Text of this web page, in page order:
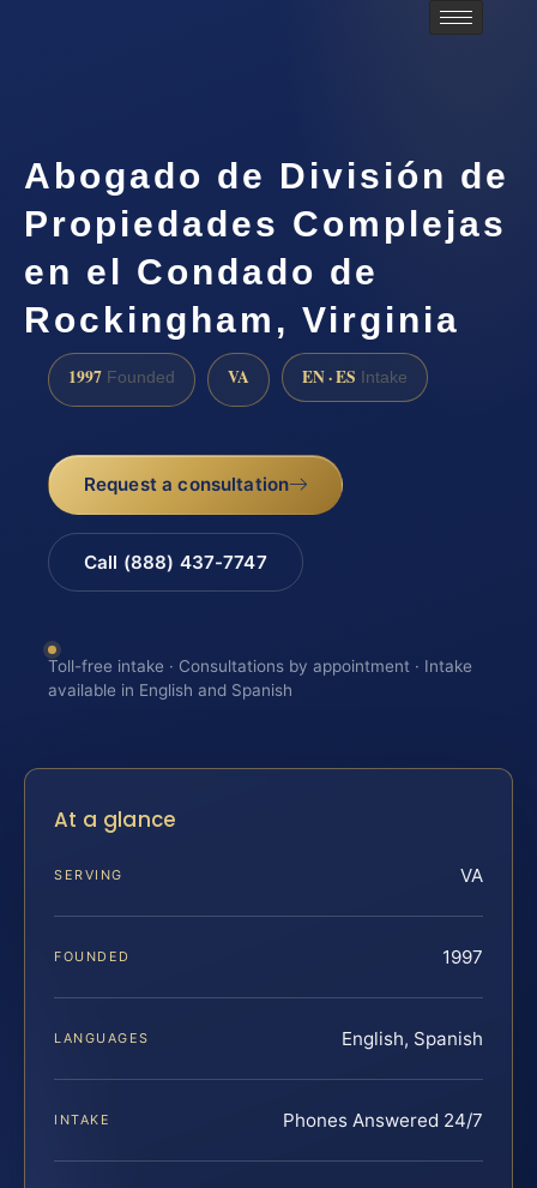
Abogado de División de
Propiedades Complejas
en el Condado de
Rockingham, Virginia
1997 Founded VA EN · ES Intake
Request a consultation
Call (888) 437-7747
Toll-free intake · Consultations by appointment · Intake
available in English and Spanish
At a glance
SERVING VA
FOUNDED 1997
LANGUAGES English, Spanish
INTAKE Phones Answered 24/7